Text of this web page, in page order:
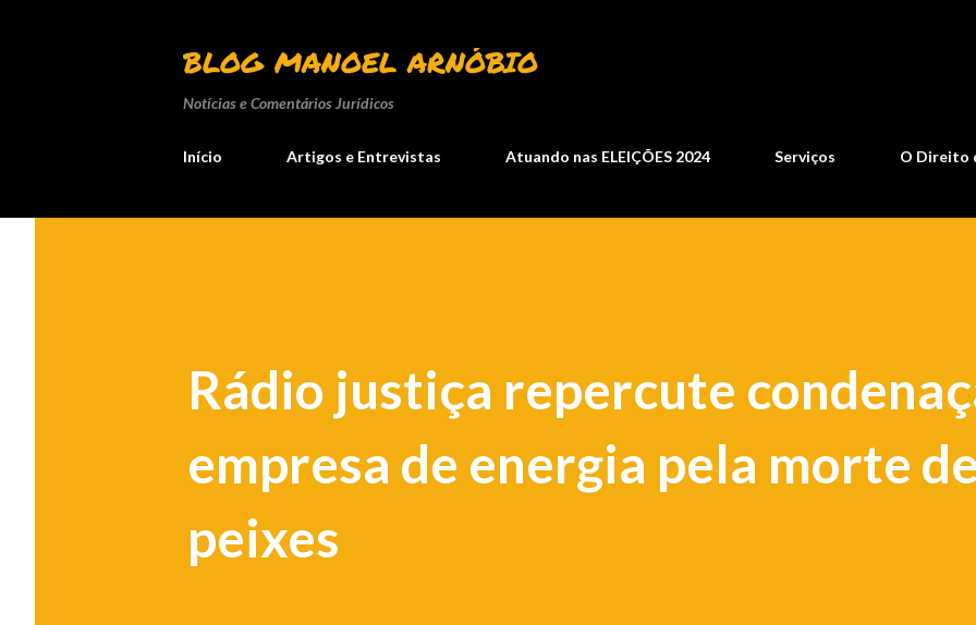
BLOG MANOEL ARNÓBIO
Notícias e Comentários Jurídicos
Início Artigos e Entrevistas Atuando nas ELEIÇÕES 2024 Serviços O Direito
Rádio justiça repercute
empresa de energia pela morte
peixes